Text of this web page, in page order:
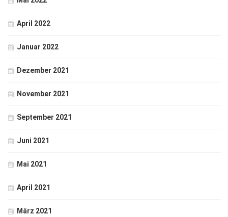
April 2022
Januar 2022
Dezember 2021
November 2021
September 2021
Juni 2021
Mai 2021
April 2021
März 2021